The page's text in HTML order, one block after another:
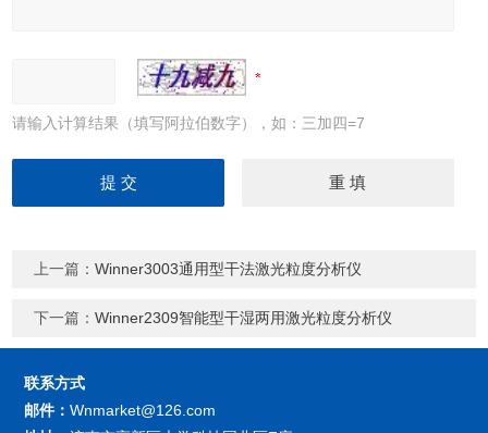
请输入计算结果（填写阿拉伯数字），如：三加四=7
上一篇：Winner3003通用型干法激光粒度分析仪
下一篇：Winner2309智能型干湿两用激光粒度分析仪
联系方式
邮件：Wnmarket@126.com